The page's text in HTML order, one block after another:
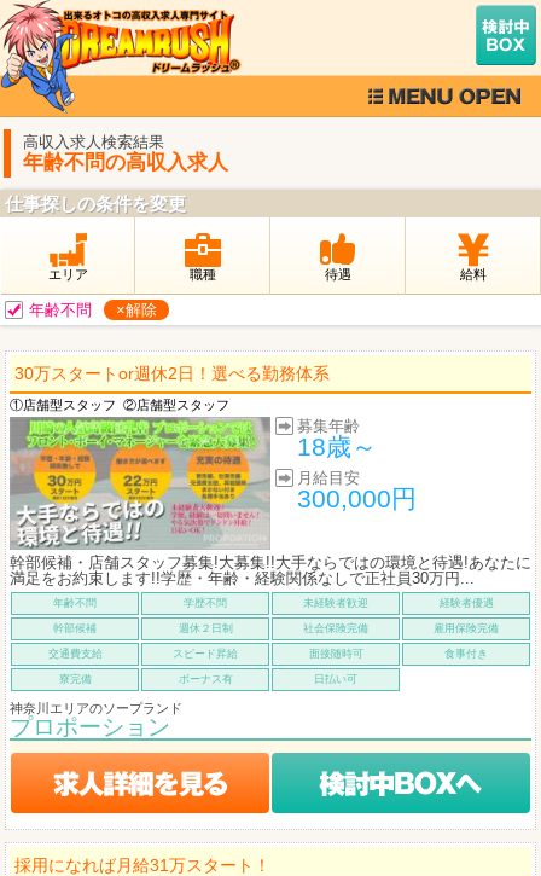
高収入求人検索結果
年齢不問の高収入求人
仕事探しの条件を変更
エリア 職種 待遇 給料
年齢不問 ×解除
30万スタートor週休2日！選べる勤務体系
①店舗型スタッフ ②店舗型スタッフ
募集年齢
18歳～
月給目安
300,000円
幹部候補・店舗スタッフ募集!大募集!!大手ならではの環境と待遇!あなたに
満足をお約束します!!学歴・年齢・経験関係なしで正社員30万円...
年齢不問 学歴不問 未経験者歓迎 経験者優遇
幹部候補 週休２日制 社会保険完備 雇用保険完備
交通費支給 スピード昇給 面接随時可 食事付き
寮完備 ボーナス有 日払い可
神奈川エリアのソープランド
プロポーション
採用になれば月給31万スタート！